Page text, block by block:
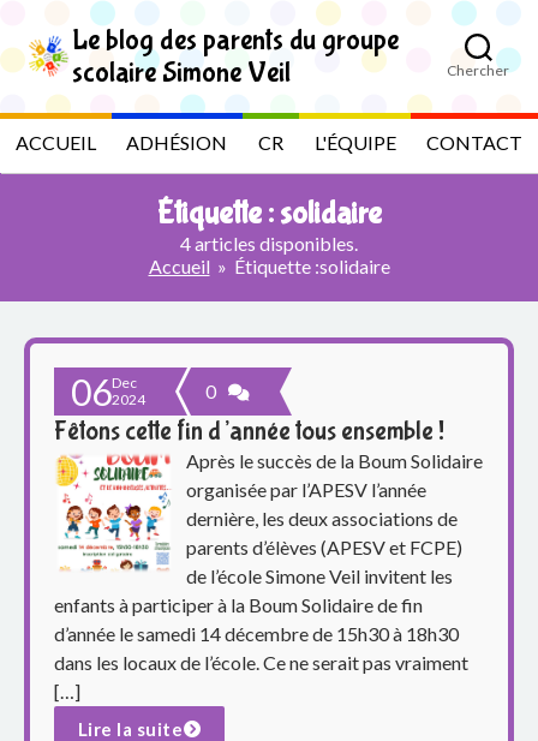
i
p
o
h
e
L
e
o
g
Le blog des parents du groupe
scolaire Simone Veil
Chercher
ACCUEIL ADHÉSION CR L'ÉQUIPE CONTACT
Étiquette : solidaire
4 articles disponibles.
Accueil » Étiquette :solidaire
06Dec
2024
0
Fêtons cette fin d’année tous ensemble !
Après le succès de la Boum Solidaire
organisée par l’APESV l’année
dernière, les deux associations de
parents d’élèves (APESV et FCPE)
de l’école Simone Veil invitent les
enfants à participer à la Boum Solidaire de fin
d’année le samedi 14 décembre de 15h30 à 18h30
dans les locaux de l’école. Ce ne serait pas vraiment
[…]
Lire la suite